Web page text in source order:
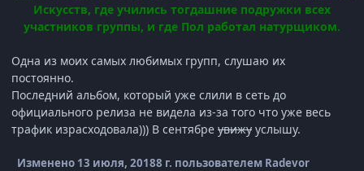
Искусств, где учились тогдашние подружки всех
участников группы, и где Пол работал натурщиком.
Одна из моих самых любимых групп, слушаю их
постоянно.
Последний альбом, который уже слили в сеть до
официального релиза не видела из-за того что уже весь
трафик израсходовала))) В сентябре увижу услышу.
Изменено 13 июля, 20188 г. пользователем Radevor